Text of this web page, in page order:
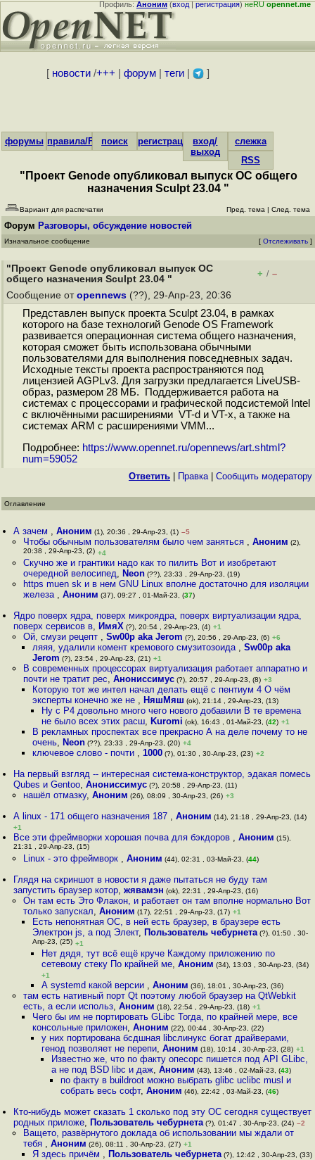
Профиль:Аноним(вход|регистрация)неRUopennet.me
[ новости/+++ форум| теги| ]
форумы правила/FAQпоиск регистрациявход/
выход
слежка
RSS
"Проект Genode опубликовал выпуск ОС общего
назначения Sculpt 23.04 "
Вариант для распечатки Пред. тема | След. тема
Форум Разговоры, обсуждение новостей
Изначальное сообщение [ Отслеживать ]
"Проект Genode опубликовал выпуск ОС
общего назначения Sculpt 23.04 "
+ / –
Сообщение от opennews (??), 29-Апр-23, 20:36
Представлен выпуск проекта Sculpt 23.04, в рамках
которого на базе технологий Genode OS Framework
развивается операционная система общего назначения,
которая сможет быть использована обычными
пользователями для выполнения повседневных задач.
Исходные тексты проекта распространяются под
лицензией AGPLv3. Для загрузки предлагается LiveUSB-
образ, размером 28 МБ. Поддерживается работа на
системах с процессорами и графической подсистемой Intel
с включёнными расширениями VT-d и VT-x, а также на
системах ARM с расширениями VMM...
Подробнее: https://www.opennet.ru/opennews/art.shtml?
num=59052
Ответить Правка| Cообщить модератору
Оглавление
А зачем ,Аноним (1), 20:36 , 29-Апр-23, (1) –5
Чтобы обычным пользователям было чем заняться , Аноним (2),
20:38 , 29-Апр-23, (2) +4
Скучно же и грантики надо как то пилить Вот и изобретают
очередной велосипед, Neon(??), 23:33 , 29-Апр-23, (19)
https muen sk и в нем GNU Linux вполне достаточно для изоляции
железа , Аноним (37), 09:27 , 01-Май-23, (37)
Ядро поверх ядра, поверх микроядра, поверх виртуализации ядра,
поверх сервисов в, ИмяХ (?), 20:54 , 29-Апр-23, (4) +1
Ой, смузи рецепт , Sw00p aka Jerom (?), 20:56 , 29-Апр-23, (6) +6
ляяя, удалили комент кремового смузитозоида , Sw00p aka
Jerom (?), 23:54 , 29-Апр-23, (21) +1
В современных процессорах виртуализация работает аппаратно и
почти не тратит рес, Анониссимус(?), 20:57 , 29-Апр-23, (8) +3
Которую тот же интел начал делать ещё с пентиум 4 О чём
эксперты конечно же не , НяшМяш (ok), 21:14 , 29-Апр-23, (13)
Ну с P4 довольно много чего нового добавили В те времена
не было всех этих расш, Kuromi (ok), 16:43 , 01-Май-23, (42) +1
В рекламных проспектах все прекрасно А на деле почему то не
очень, Neon(??), 23:33 , 29-Апр-23, (20) +4
ключевое слово - почти , 1000(?), 01:30 , 30-Апр-23, (23) +2
На первый взгляд -- интересная система-конструктор, эдакая помесь
Qubes и Gentoo,Анониссимус (?), 20:58 , 29-Апр-23, (11)
нашёл отмазку, Аноним (26), 08:09 , 30-Апр-23, (26) +3
А linux - 171 общего назначения 187 ,Аноним (14), 21:18 , 29-Апр-23, (14)
+1
Все эти фреймворки хорошая почва для бэкдоров ,Аноним (15),
21:31 , 29-Апр-23, (15)
Linux - это фреймворк , Аноним (44), 02:31 , 03-Май-23, (44)
Глядя на скриншот в новости я даже пытаться не буду там
запустить браузер котор,жявамэн (ok), 22:31 , 29-Апр-23, (16)
Он там есть Это Флакон, и работает он там вполне нормально Вот
только запускал, Аноним (17), 22:51 , 29-Апр-23, (17) +1
Есть непонятная ОС, в ней есть браузер, в браузере есть
Электрон js, а под Элект, Пользователь чебурнета(?), 01:50 , 30-
Апр-23, (25) +1
Нет дядя, тут всё ещё круче Каждому приложению по
сетевому стеку По крайней ме,Аноним (34), 13:03 , 30-Апр-23, (34)
+1
А systemd какой версии ,Аноним (36), 18:01 , 30-Апр-23, (36)
там есть нативный порт Qt поэтому любой браузер на QtWebkit
есть, а если использ, Аноним (18), 22:54 , 29-Апр-23, (18) +1
Чего бы им не портировать GLibc Тогда, по крайней мере, все
консольные приложен, Аноним (22), 00:44 , 30-Апр-23, (22)
у них портирована бсдшная libcлинукс богат драйверами,
генод позволяет не перепи,Аноним (18), 10:14 , 30-Апр-23, (28) +1
Известно же, что по факту опесорс пишется под API GLibc,
а не под BSD libc и даж, Аноним (43), 13:46 , 02-Май-23, (43)
по факту в buildroot можно выбрать glibc uclibc musl и
собрать весь софт, Аноним (46), 22:42 , 03-Май-23, (46)
Кто-нибудь может сказать 1 сколько под эту ОС сегодня существует
родных приложе, Пользователь чебурнета (?), 01:47 , 30-Апр-23, (24) –2
Ващето, развёрнутого доклада об использовании мы ждали от
тебя , Аноним (26), 08:11 , 30-Апр-23, (27) +1
Я здесь причём , Пользователь чебурнета(?), 12:42 , 30-Апр-23, (33)